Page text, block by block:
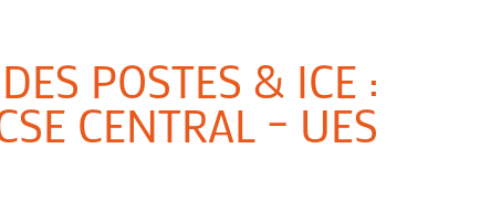
POSTES & ICE :
CENTRAL – UES